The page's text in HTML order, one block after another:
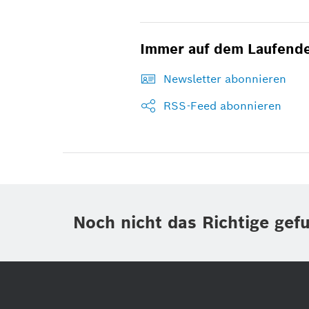
Immer auf dem
Newsletter abonnieren
RSS-Feed abonnieren
Noch nicht das Richtige